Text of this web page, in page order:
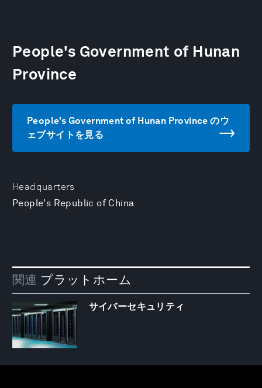
Headquarters
People's Republic of China
People's Government of Hunan
Province
People's Government of Hunan Province のウ
ェブサイトを見る
関連 プラットホーム
サイバーセキュリティ